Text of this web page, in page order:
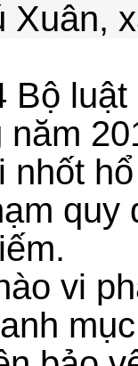
Xuân,
Bộ
nhốt
quy
vi